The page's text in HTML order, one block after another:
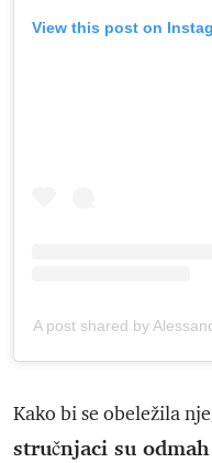
View this post on
A post shared by
Kako bi se obeležila
stručnjaci su